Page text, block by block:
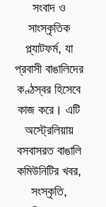
সংবাদ ও
সাংস্কৃতিক
প্ল্যাটফর্ম, যা
প্রবাসী বাঙালিদের
কণ্ঠস্বর হিসেবে
কাজ করে। এটি
অস্ট্রেলিয়ায়
বসবাসরত বাঙালি
কমিউনিটির খবর,
সংস্কৃতি,